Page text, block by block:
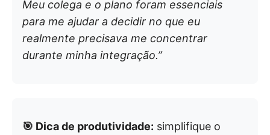
Meu colega e o plano foram essenciais
para me ajudar a decidir no que eu
realmente precisava me concentrar
durante minha integração.”
🎯 Dica de produtividade: simplifique o